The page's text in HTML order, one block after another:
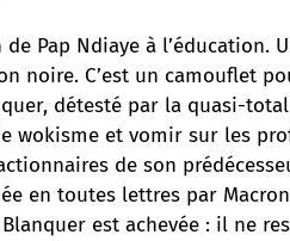
Pap Ndiaye à l’éducation.
noire. C’est un camouflet
détesté par la quasi-
wokisme et vomir sur les
de son
en toutes lettres par
est achevée : il ne